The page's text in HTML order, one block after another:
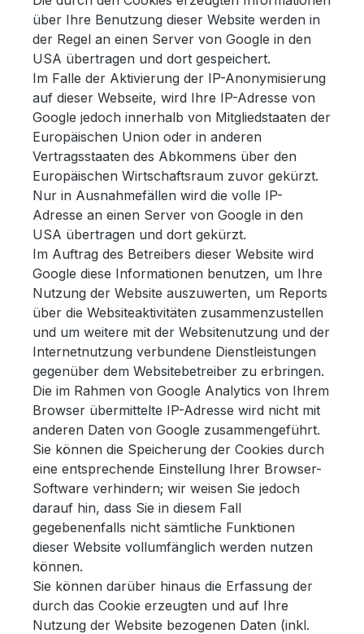
über Ihre Benutzung dieser Website werden in
der Regel an einen Server von Google in den
USA übertragen und dort gespeichert.
Im Falle der Aktivierung der IP-Anonymisierung
auf dieser Webseite, wird Ihre IP-Adresse von
Google jedoch innerhalb von Mitgliedstaaten der
Europäischen Union oder in anderen
Vertragsstaaten des Abkommens über den
Europäischen Wirtschaftsraum zuvor gekürzt.
Nur in Ausnahmefällen wird die volle IP-
Adresse an einen Server von Google in den
USA übertragen und dort gekürzt.
Im Auftrag des Betreibers dieser Website wird
Google diese Informationen benutzen, um Ihre
Nutzung der Website auszuwerten, um Reports
über die Websiteaktivitäten zusammenzustellen
und um weitere mit der Websitenutzung und der
Internetnutzung verbundene Dienstleistungen
gegenüber dem Websitebetreiber zu erbringen.
Die im Rahmen von Google Analytics von Ihrem
Browser übermittelte IP-Adresse wird nicht mit
anderen Daten von Google zusammengeführt.
Sie können die Speicherung der Cookies durch
eine entsprechende Einstellung Ihrer Browser-
Software verhindern; wir weisen Sie jedoch
darauf hin, dass Sie in diesem Fall
gegebenenfalls nicht sämtliche Funktionen
dieser Website vollumfänglich werden nutzen
können.
Sie können darüber hinaus die Erfassung der
durch das Cookie erzeugten und auf Ihre
Nutzung der Website bezogenen Daten (inkl.